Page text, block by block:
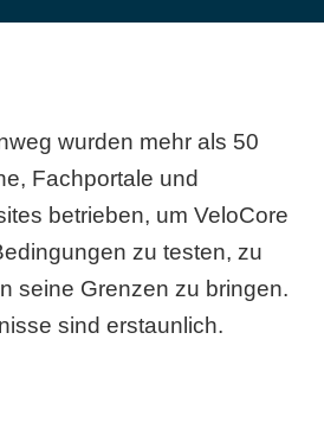
wurden mehr als 50
Fachportale und
betrieben, um VeloCore
zu testen, zu
seine Grenzen zu bringen.
sind erstaunlich.